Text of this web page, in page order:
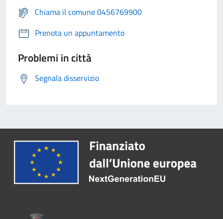
Chiama il comune 0456769900
Prenota un appuntamento
Problemi in città
Segnala disservizio